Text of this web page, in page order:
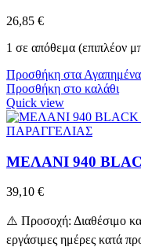
26,85 €
1 σε απόθεμα (επιπλέον
Προσθήκη στα Αγαπημένα
Προσθήκη στο καλάθι
Quick view
ΠΑΡΑΓΓΕΛΙΑΣ
ΜΕΛΑΝΙ 940
39,10 €
⚠️ Προσοχή: Διαθέσιμο
εργάσιμες ημέρες κατά